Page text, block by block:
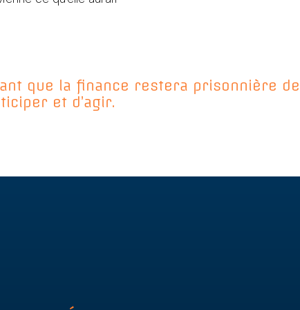
que la finance restera prisonnière
et d’agir.